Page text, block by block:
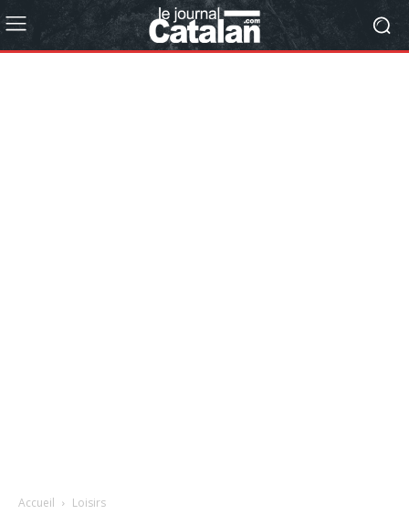
Accueil Loisirs